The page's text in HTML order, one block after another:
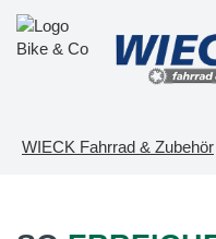
WIECK Fahrrad & Zubehör